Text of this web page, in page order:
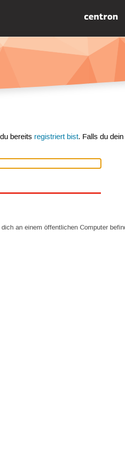
bereits registriert bist. Falls du
an einem öffentlichen Computer